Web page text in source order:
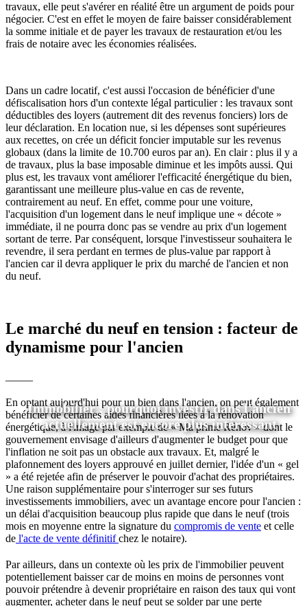
Immobilier : pourquoi investir dans l'ancien
actuellement est encore plus intéressant
travaux, elle peut s'avérer en réalité être un argument de poids pour
négocier. C'est en effet le moyen de faire baisser considérablement
la somme initiale et de payer les travaux de restauration et/ou les
frais de notaire avec les économies réalisées.
Dans un cadre locatif, c'est aussi l'occasion de bénéficier d'une
défiscalisation hors d'un contexte légal particulier: les travaux sont
déductibles des loyers (autrement dit des revenus fonciers) lors de
leur déclaration. En location nue, si les dépenses sont supérieures
aux recettes, on crée un déficit foncier imputable sur les revenus
globaux (dans la limite de 10.700 euros par an). En clair : plus il y a
de travaux, plus la base imposable diminue et les impôts aussi. Qui
plus est, les travaux vont améliorer l'efficacité énergétique du bien,
garantissant une meilleure plus-value en cas de revente,
contrairement au neuf. En effet, comme pour une voiture,
l'acquisition d'un logement dans le neuf implique une « décote »
immédiate, il ne pourra donc pas se vendre au prix d'un logement
sortant de terre. Par conséquent, lorsque l'investisseur souhaitera le
revendre, il sera perdant en termes de plus-value par rapport à
l'ancien car il devra appliquer le prix du marché de l'ancien et non
du neuf.
Le marché du neuf en tension : facteur de
dynamisme pour l'ancien
En optant aujourd'hui pour un bien dans l'ancien, on peut également
bénéficier de certaines aides financières liées à la rénovation
énergétique, à l'image par exemple de«Ma prime Rénov»dont le
gouvernement envisage d'ailleurs d'augmenter le budget pour que
l'inflation ne soit pas un obstacle aux travaux. Et, malgré le
plafonnement des loyers approuvé en juillet dernier, l'idée d'un « gel
» a été rejetée afin de préserver le pouvoir d'achat des propriétaires.
Une raison supplémentaire pour s'interroger sur ses futurs
investissements immobiliers, avec un avantage encore pour l'ancien :
un délai d'acquisition beaucoup plus rapide que dans le neuf (trois
mois en moyenne entre la signature du compromis de vente et celle
de l'acte de vente définitifchez le notaire).
Par ailleurs, dans un contexte où les prix de l'immobilier peuvent
potentiellement baisser car de moins en moins de personnes vont
pouvoir prétendre à devenir propriétaire en raison des taux qui vont
augmenter, acheter dans le neuf peut se solder par une perte